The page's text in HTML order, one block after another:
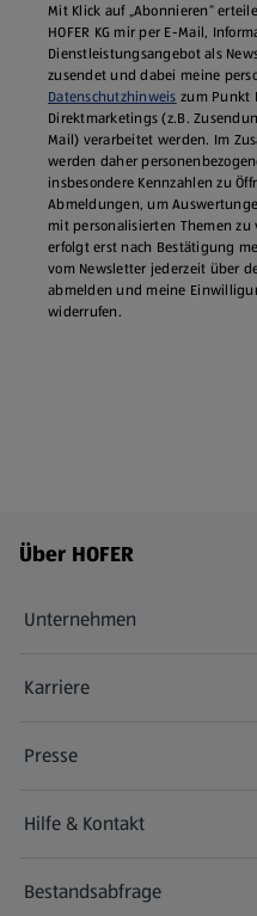
Mit Klick auf „Abonnieren“
HOFER KG mir per E-Mail,
Dienstleistungsangebot als
zusendet und dabei meine
Datenschutzhinweis zum Punkt
Direktmarketings (z.B.
Mail) verarbeitet werden. Im
werden daher
insbesondere Kennzahlen zu
Abmeldungen, um
mit personalisierten Themen zu
erfolgt erst nach Bestätigung
vom Newsletter jederzeit über
abmelden und meine
widerrufen.
Fußzeilenmenü - weitere Links
Über HOFER
Unternehmen
Karriere
(öffnet in einem neuen Tab)
Presse
Hilfe & Kontakt
(öffnet in einem neuen Tab)
Bestandsabfrage
(öffnet in einem neuen Tab)